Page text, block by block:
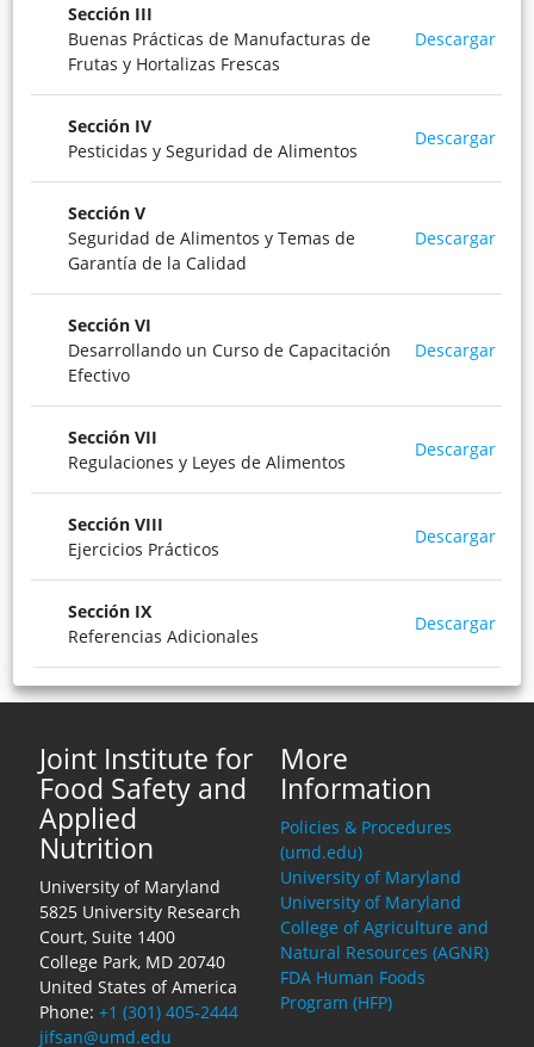
Sección III
Buenas Prácticas de Manufacturas de
Frutas y Hortalizas Frescas
Descargar
Sección IV
Pesticidas y Seguridad de Alimentos
Descargar
Sección V
Seguridad de Alimentos y Temas de
Garantía de la Calidad
Descargar
Sección VI
Desarrollando un Curso de Capacitación
Efectivo
Descargar
Sección VII
Regulaciones y Leyes de Alimentos
Descargar
Sección VIII
Ejercicios Prácticos
Descargar
Sección IX
Referencias Adicionales
Descargar
Joint Institute for
Food Safety and
Applied
Nutrition
University of Maryland
5825 University Research
Court, Suite 1400
College Park, MD 20740
United States of America
Phone: +1 (301) 405-2444
jifsan@umd.edu
More
Information
Policies & Procedures
(umd.edu)
University of Maryland
University of Maryland
College of Agriculture and
Natural Resources (AGNR)
FDA Human Foods
Program (HFP)